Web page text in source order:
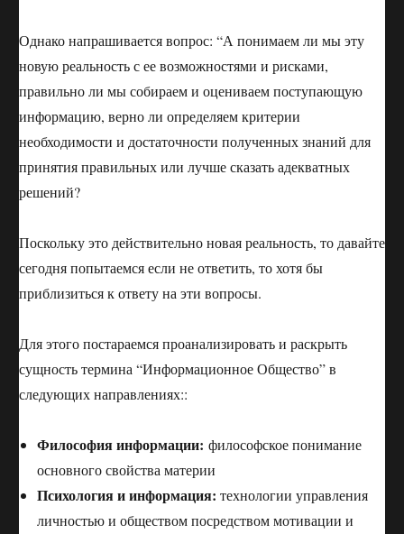
Однако напрашивается вопрос: “А понимаем ли мы эту
новую реальность с ее возможностями и рисками,
правильно ли мы собираем и оцениваем поступающую
информацию, верно ли определяем критерии
необходимости и достаточности полученных знаний для
принятия правильных или лучше сказать адекватных
решений?
Поскольку это действительно новая реальность, то давайте
сегодня попытаемся если не ответить, то хотя бы
приблизиться к ответу на эти вопросы.
Для этого постараемся проанализировать и раскрыть
сущность термина “Информационное Общество” в
следующих направлениях::
Философия информации: философское понимание
основного свойства материи
Психология и информация: технологии управления
личностью и обществом посредством мотивации и